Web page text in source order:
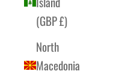
(GBP £)
North
Macedonia